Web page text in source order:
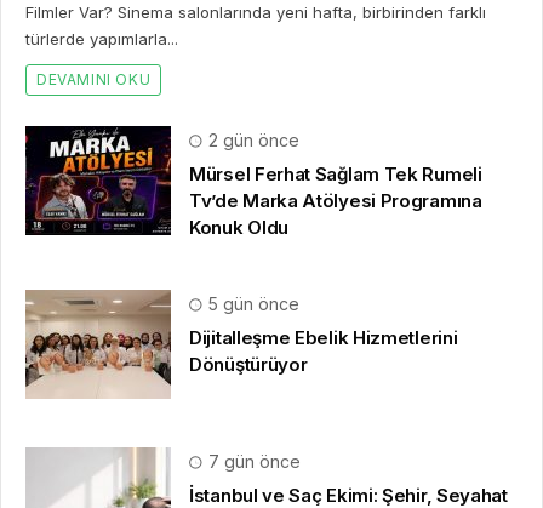
Filmler Var? Sinema salonlarında yeni hafta, birbirinden farklı
türlerde yapımlarla...
DEVAMINI OKU
2 gün önce
Mürsel Ferhat Sağlam Tek Rumeli
Tv’de Marka Atölyesi Programına
Konuk Oldu
5 gün önce
Dijitalleşme Ebelik Hizmetlerini
Dönüştürüyor
7 gün önce
İstanbul ve Saç Ekimi: Şehir, Seyahat